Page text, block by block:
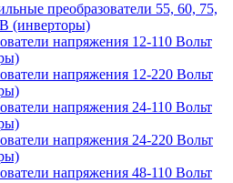
преобразователи 55, 60, 75,
(инверторы)
напряжения 12-110 Вольт
напряжения 12-220 Вольт
напряжения 24-110 Вольт
напряжения 24-220 Вольт
напряжения 48-110 Вольт